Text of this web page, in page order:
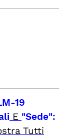
19
E "Sede":
Tutti